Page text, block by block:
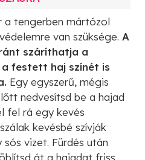
a tengerben mártózol
van szüksége. A
száríthatja a
festett haj színét is
Egy egyszerű, mégis
nedvesítsd be a hajad
fel rá egy kevés
kevésbé szívják
vizet. Fürdés után